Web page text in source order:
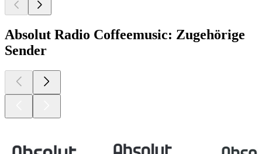
Absolut Radio Coffeemusic: Zugehörige
Sender